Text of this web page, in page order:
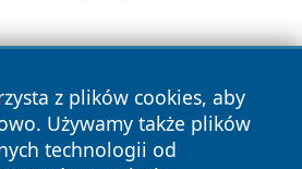
z plików cookies, aby
Używamy także plików
technologii od